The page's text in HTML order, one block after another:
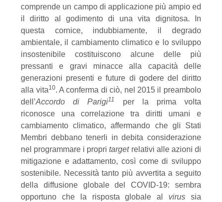
comprende un campo di applicazione più ampio ed
il diritto al godimento di una vita dignitosa. In
questa cornice, indubbiamente, il degrado
ambientale, il cambiamento climatico e lo sviluppo
insostenibile costituiscono alcune delle più
pressanti e gravi minacce alla capacità delle
generazioni presenti e future di godere del diritto
alla vita10. A conferma di ciò, nel 2015 il preambolo
dell’Accordo di Parigi11
per la prima volta
riconosce una correlazione tra diritti umani e
cambiamento climatico, affermando che gli Stati
Membri debbano tenerli in debita considerazione
nel programmare i propritarget relativi alle azioni di
mitigazione e adattamento, così come di sviluppo
sostenibile. Necessità tanto più avvertita a seguito
della diffusione globale del COVID-19: sembra
opportuno che la risposta globale al virus sia